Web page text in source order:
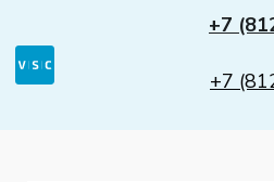
+7
+7